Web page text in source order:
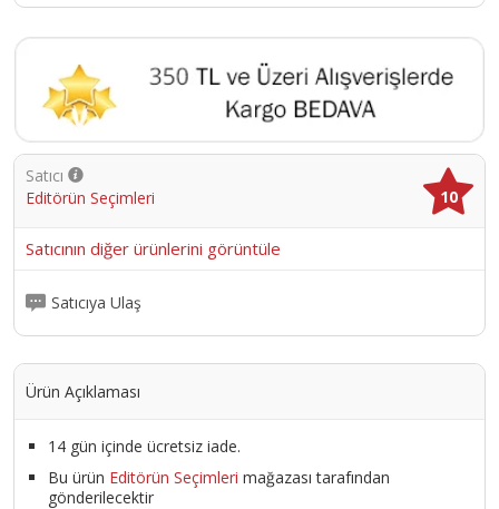
Satıcı
Editörün Seçimleri
10
Satıcının diğer ürünlerini görüntüle
Satıcıya Ulaş
Ürün Açıklaması
14 gün içinde ücretsiz iade.
Bu ürün Editörün Seçimleri mağazası tarafından
gönderilecektir